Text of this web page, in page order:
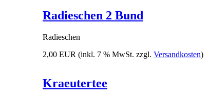
Radieschen 2 Bund
Radieschen
2,00 EUR (inkl. 7 % MwSt. zzgl. Versandkosten)
Kraeutertee